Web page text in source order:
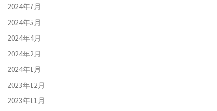
2024年7月
2024年5月
2024年4月
2024年2月
2024年1月
2023年12月
2023年11月